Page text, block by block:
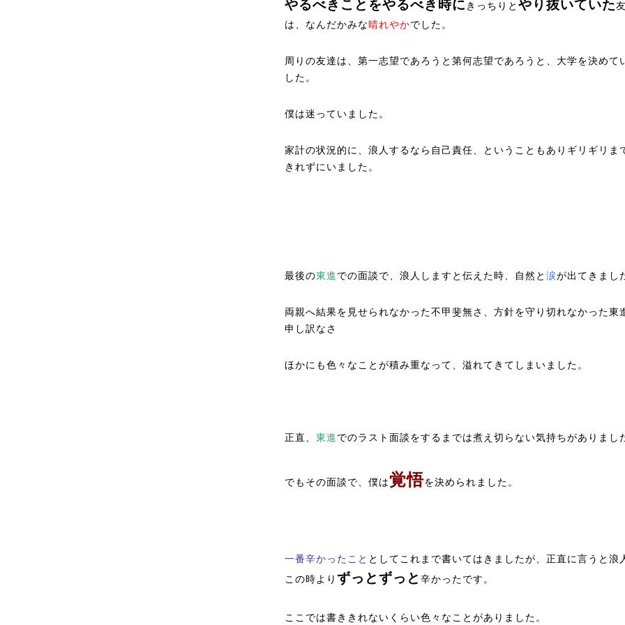
やるべきことをやるべき時に きっちりと やり抜いていた
は、なんだかみな晴れやかでした。
周りの友達は、第一志望であろうと第何志望であろうと、大学を決めて
した。
僕は迷っていました。
家計の状況的に、浪人するなら自己責任、ということもありギリギリま
きれずにいました。
最後の東進での面談で、浪人しますと伝えた時、自然と 涙が出てきまし
両親へ結果を見せられなかった不甲斐無さ、方針を守り切れなかった東
申し訳なさ
ほかにも色々なことが積み重なって、溢れてきてしまいました。
正直、 東進でのラスト面談をするまでは煮え切らない気持ちがありまし
でもその面談で、僕は覚悟を決められました。
一番辛かったこと としてこれまで書いてはきましたが、正直に言うと浪
この時より ずっとずっと 辛かったです。
ここでは書ききれないくらい色々なことがありました。